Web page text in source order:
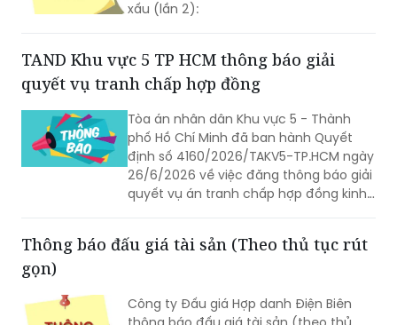
TAND Khu vực 5 TP HCM thông báo giải
Tòa án nhân dân Khu vực 5 - Thành
phố Hồ Chí Minh đã ban hành Quyết
định số 4160/2026/TAKV5-TP.HCM ngày
26/6/2026 về việc đăng thông báo giải
quyết vụ án tranh chấp hợp đồng kinh
tế giữa Công ty Cổ phần Đầu tư Tasago
và Công ty TNHH DTL M&C.
Thông báo đấu giá tài sản (Theo thủ tục rút
Công ty Đấu giá Hợp danh Điện Biên
tục rút gọn):